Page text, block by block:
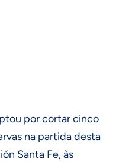
por cortar cinco
na partida desta
Santa Fe, às